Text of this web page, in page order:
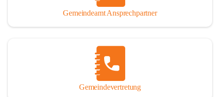
Gemeindeamt Ansprechpartner
Gemeindevertretung